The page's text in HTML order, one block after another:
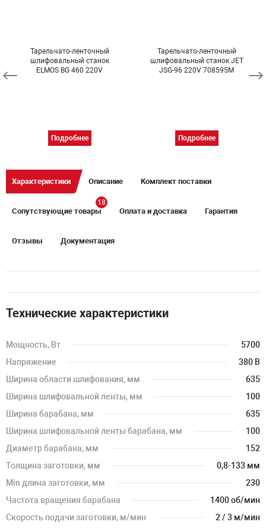
Тарельчато-ленточный
шлифовальный станок
ELMOS BG 460 220V
Подробнее
Тарельчато-ленточный
шлифовальный станок JET
JSG-96 220V 708595M
Подробнее
Характеристики Описание Комплект поставки
Сопутствующие товары
18
Оплата и доставка Гарантия
Отзывы Документация
Технические характеристики
Мощность, Вт
5700
Напряжение
380 В
Ширина области шлифования, мм
635
Ширина шлифовальной ленты, мм
100
Ширина барабана, мм
635
Ширина шлифовальной ленты барабана, мм
100
Диаметр барабана, мм
152
Толщина заготовки, мм
0,8-133 мм
Min длина заготовки, мм
230
Частота вращения барабана
1400 об/мин
Скорость подачи заготовки, м/мин
2 / 3 м/мин